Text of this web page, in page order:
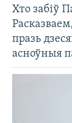
Хто забіў
празь
асноўныя